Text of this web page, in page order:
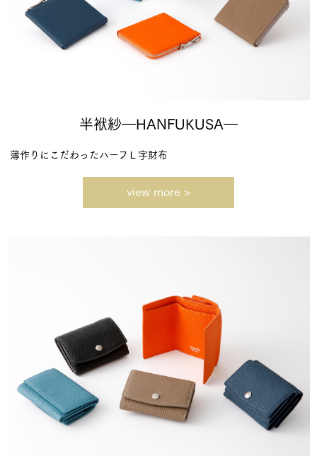
半袱紗―HANFUKUSA―
薄作りにこだわったハーフＬ字財布
view more >